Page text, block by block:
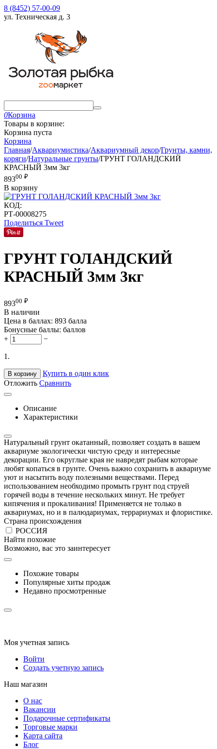
8 (8452) 57-00-09
ул. Техническая д. 3
0Корзина
Товары в корзине:
Корзина пуста
Корзина
Главная/Аквариумистика/Аквариумный декор/Грунты, камни,
коряги/Натуральные грунты/ГРУНТ ГОЛАНДСКИЙ
КРАСНЫЙ 3мм 3кг
89300 ₽
В корзину
КОД:
РТ-00008275
Поделиться Tweet
ГРУНТ ГОЛАНДСКИЙ
КРАСНЫЙ 3мм 3кг
89300 ₽
В наличии
Цена в баллах: 893 балла
Бонусные баллы: баллов
+
−
1.
В корзину
Купить в один клик
Отложить Сравнить
Описание
Характеристики
Натуральный грунт окатанный, позволяет создать в вашем
аквариуме экологически чистую среду и интересные
декорации. Его округлые края не навредят рыбам которые
любят копаться в грунте. Очень важно сохранить в аквариуме
уют и насытить воду полезными веществами. Перед
использованием необходимо промыть грунт под струей
горячей воды в течение нескольких минут. Не требует
кипячения и прокаливания! Применяется не только в
аквариумах, но и в палюдариумах, террариумах и флористике.
Страна происхождения
РОССИЯ
Найти похожие
Возможно, вас это заинтересует
Похожие товары
Популярные хиты продаж
Недавно просмотренные
Моя учетная запись
Войти
Создать учетную запись
Наш магазин
О нас
Вакансии
Подарочные сертификаты
Торговые марки
Карта сайта
Блог